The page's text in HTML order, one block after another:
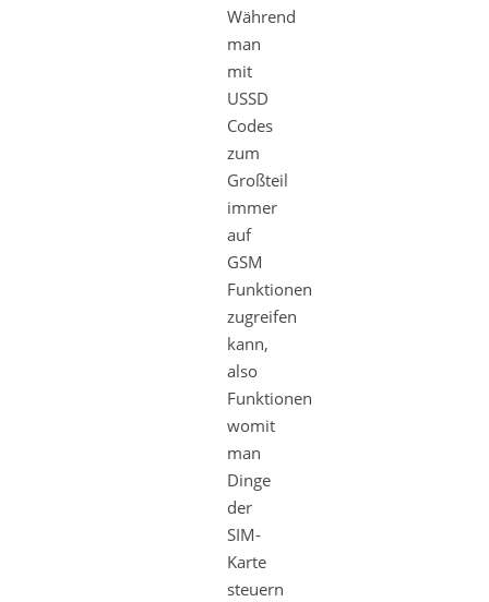
Während
man
mit
USSD
Codes
zum
Großteil
immer
auf
GSM
Funktionen
zugreifen
kann,
also
Funktionen
womit
man
Dinge
der
SIM-
Karte
steuern